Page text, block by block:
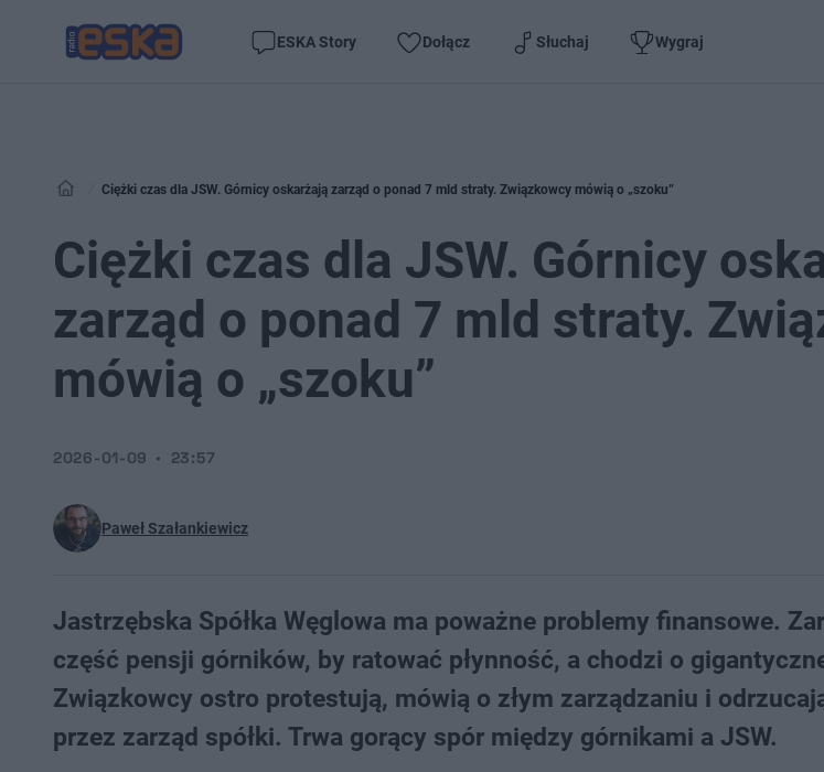
ESKA Story Dołącz Słuchaj Wygraj
Ciężki czas dla JSW. Górnicy oskarżają zarząd o ponad 7 mld straty. Związkowcy mówią o „szoku”
Ciężki czas dla JSW. Górnicy
zarząd o ponad 7 mld straty.
mówią o „szoku”
Paweł Szałankiewicz
2026-01-09 23:57
Jastrzębska Spółka Węglowa ma poważne problemy finansowe.
część pensji górników, by ratować płynność, a chodzi o
Związkowcy ostro protestują, mówią o złym zarządzaniu i
przez zarząd spółki. Trwa gorący spór między górnikami a JSW.